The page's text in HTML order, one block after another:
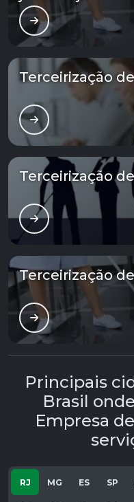
Terceirização
Terceirização
Terceirização
Principais
Brasil
Empresa
RJ MG ES SP